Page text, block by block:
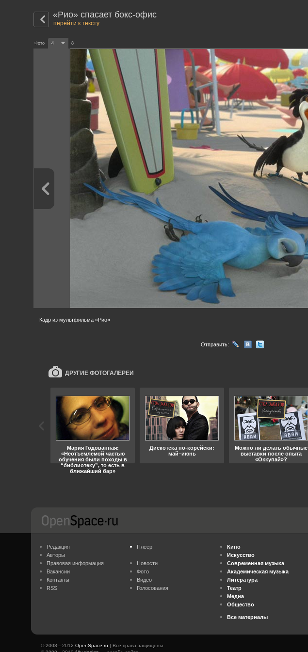
«Рио» спасает бокс-офис
перейти к тексту
Фото 4 8
Кадр из мультфильма «Рио»
Отправить:
ДРУГИЕ ФОТОГАЛЕРЕИ
Мария Годованная:
«Неотъемлемой частью
обучения были походы в
“библиотеку”, то есть в
ближайший бар»
Дискотека по-корейски:
май–июнь
Можно ли делать обычные
выставки после опыта
«Оккупай»?
Редакция
Авторы
Правовая информация
Вакансии
Контакты
RSS
Плеер
Новости
Фото
Видео
Голосования
Кино
Искусство
Современная музыка
Академическая музыка
Литература
Театр
Медиа
Общество
Все материалы
© 2008—2012 OpenSpace.ru | Все права защищены